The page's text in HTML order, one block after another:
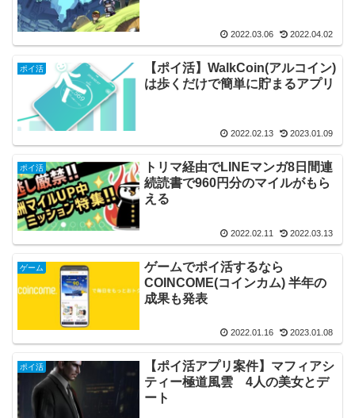
2022.03.06 2022.04.02
ポイ活
【ポイ活】WalkCoin(アルコイン)
は歩くだけで簡単に貯まるアプリ
2022.02.13 2023.01.09
ポイ活
トリマ経由でLINEマンガ8日間連
続読書で960円分のマイルがもら
える
2022.02.11 2022.03.13
ゲーム
ゲームでポイ活するなら
COINCOME(コインカム) 半年の
成果も発表
2022.01.16 2023.01.08
ポイ活
【ポイ活アプリ案件】マフィアシ
ティー極道風雲 4人の美女とデ
ート